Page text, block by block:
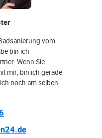
vom
bin ich
Wenn Sie
mir; bin ich gerade
noch am selben